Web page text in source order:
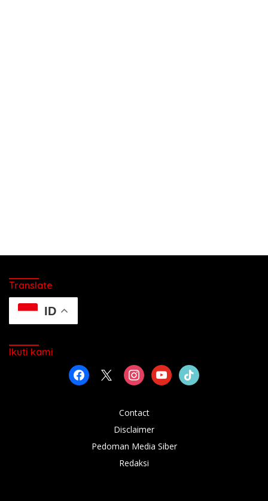
Translate
ID
Ikuti kami
facebook instagramyoutubetiktok
Contact
Disclaimer
Pedoman Media Siber
Redaksi